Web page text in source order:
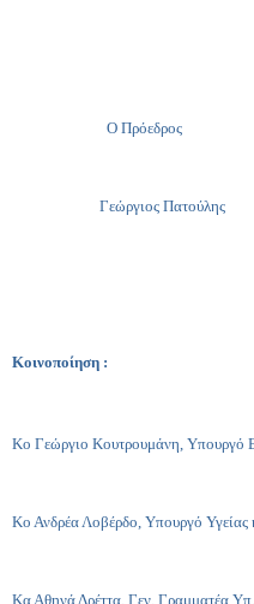
Ο Πρόεδρος Ο
Γεώργιος
Κοινοποίηση :
Κο Γεώργιο Κουτρουμάνη, Υπουργό
Κο Ανδρέα Λοβέρδο, Υπουργό Υγείας
Κα Αθηνά Δρέττα, Γεν. Γραμματέα